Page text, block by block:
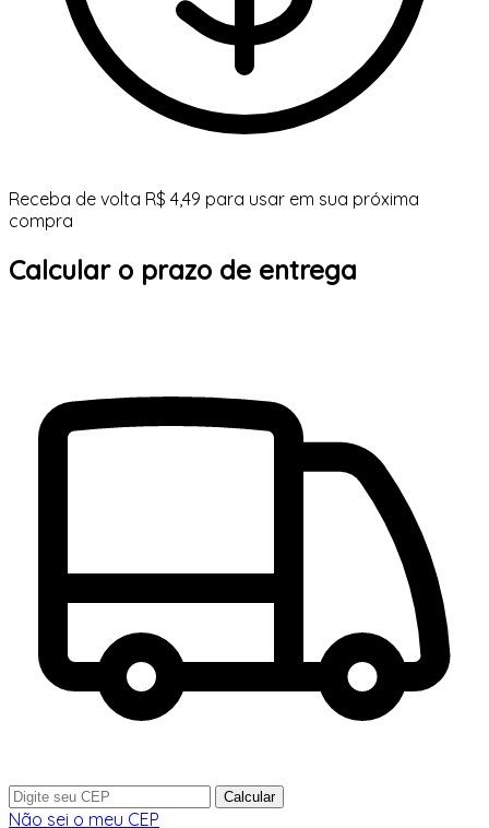
Receba de volta R$ 4,49 para usar em sua próxima
compra
Calcular o prazo de entrega
Calcular
Não sei o meu CEP